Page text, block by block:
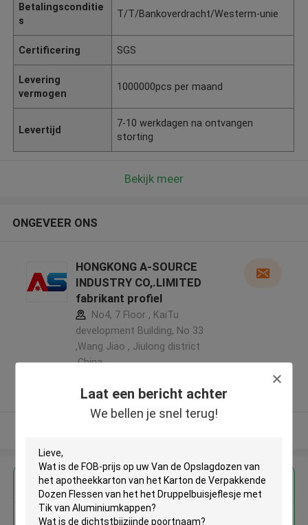
Laat een bericht achter
We bellen je snel terug!
Betalingsconditie
s
T/T/Bankoverdracht/Westerm-unie
Certificering SGS
Levering
vermogen
1000000pcs per maand
Levertijd
7-10 werkdagen na ontvangen
storting
Bekijk meer
ONGEVEER ONS
HONGKONG A-SOURCE
INDUSTRY CO,.LIMITED
fabrikant profiel
No4, 7 Floor , KaiTu
development Building, No 33
,Wang Jiao , Jiulong district
,China
Geverifieerde Leverancier
Krijg de beste prijs voor